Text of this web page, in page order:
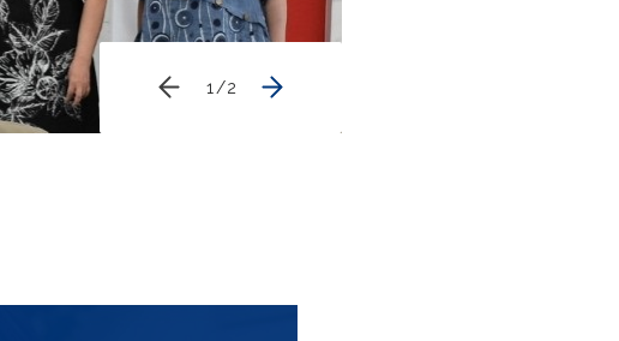
1 /2